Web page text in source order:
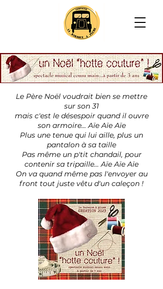
Le Père Noël voudrait bien se mettre
sur son 31
mais c'est le désespoir quand il ouvre
son armoire... Aïe Aïe Aïe
Plus une tenue qui lui aille, plus un
pantalon à sa taille
Pas même un p'tit chandail, pour
contenir sa tripaille... Aïe Aïe Aïe
On va quand même pas l'envoyer au
front tout juste vêtu d'un caleçon !